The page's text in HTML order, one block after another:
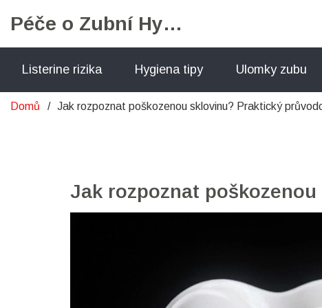
Péče o Zubní Hygienu
Listerine rizika Hygiena tipy Ulomky zubu
Domů Jak rozpoznat poškozenou sklovinu? Praktický
Jak rozpoznat